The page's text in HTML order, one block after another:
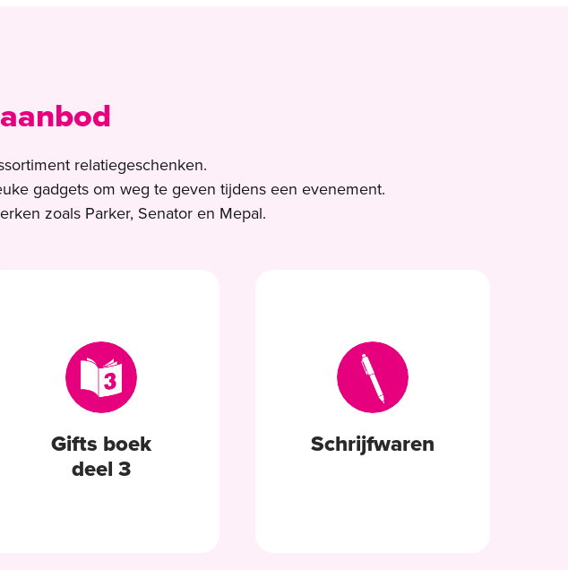
relatiegeschenken.
gadgets om weg te geven tijdens een evenement.
zoals Parker, Senator en Mepal.
Gifts boek
deel 3
Schrijfwaren